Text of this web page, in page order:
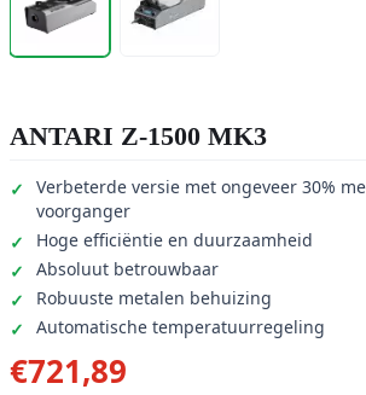
ANTARI Z-1500 MK3
Verbeterde versie met ongeveer 30%
voorganger
Hoge efficiëntie en duurzaamheid
Absoluut betrouwbaar
Robuuste metalen behuizing
Automatische temperatuurregeling
€721,89